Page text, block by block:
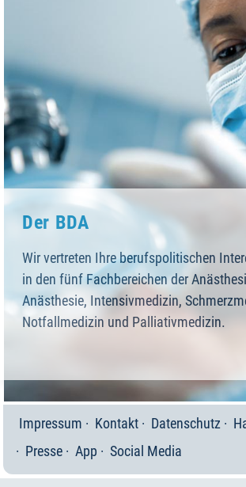
Der BDA
Wir vertreten Ihre berufspolitischen
in den fünf Fachbereichen der
Anästhesie, Intensivmedizin,
Notfallmedizin und Palliativmedizin.
Impressum Kontakt Datenschutz
Presse
App Social Media